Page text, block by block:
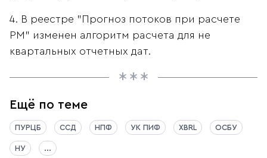
4. В реестре "Прогноз потоков при расчете
РМ" изменен алгоритм расчета для не
квартальных отчетных дат.
Ещё по теме
ПУРЦБ ССД НПФ УК ПИФ XBRL ОСБУ
НУ ...